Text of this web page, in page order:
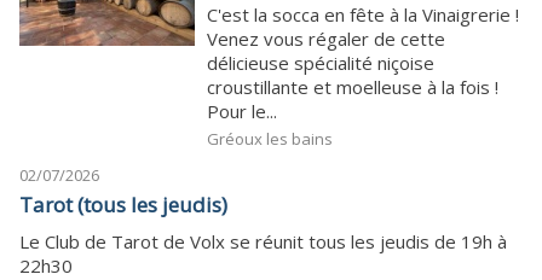
C'est la socca en fête à la Vinaigrerie !
Venez vous régaler de cette
délicieuse spécialité niçoise
croustillante et moelleuse à la fois !
Pour le...
Gréoux les bains
02/07/2026
Tarot (tous les jeudis)
Le Club de Tarot de Volx se réunit tous les jeudis de 19h à
22h30